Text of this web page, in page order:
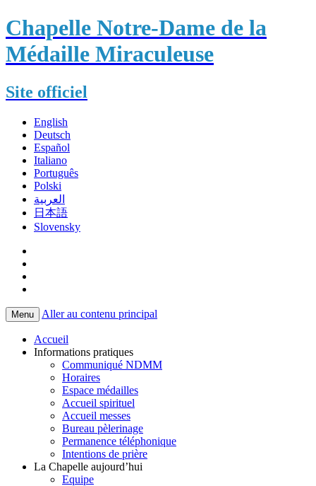
Chapelle Notre-Dame de la
Médaille Miraculeuse
Site officiel
English
Deutsch
Español
Italiano
Português
Polski
العربية
日本語
Slovensky
Menu Aller au contenu principal
Accueil
Informations pratiques
Communiqué NDMM
Horaires
Espace médailles
Accueil spirituel
Accueil messes
Bureau pèlerinage
Permanence téléphonique
Intentions de prière
La Chapelle aujourd’hui
Equipe